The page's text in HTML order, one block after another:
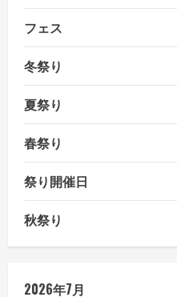
フェス
冬祭り
夏祭り
春祭り
祭り開催日
秋祭り
2026年7月